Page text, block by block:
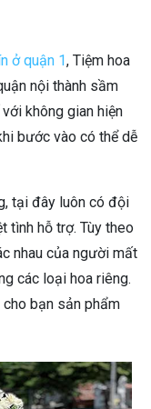
ở quận 1, Tiệm hoa
nội thành sầm
không gian hiện
bước vào có thể dễ
tại đây luôn có đội
tình hỗ trợ. Tùy theo
nhau của người mất
các loại hoa riêng.
bạn sản phẩm